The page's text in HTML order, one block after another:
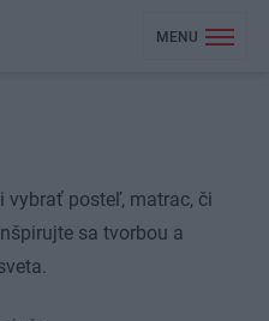
MENU
vybrať posteľ, matrac, či
sa tvorbou a